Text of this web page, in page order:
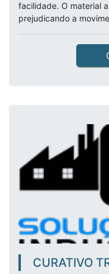
facilidade. O material
prejudicando a
CURATIVO